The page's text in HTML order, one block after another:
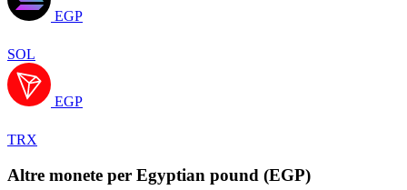
EGP
SOL
EGP
TRX
Altre monete per Egyptian pound (EGP)